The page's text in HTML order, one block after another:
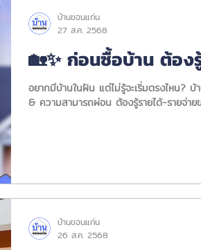
🏡✨ ก่อนซื้อบ้าน ต้อง
อยากมีบ้านในฝัน แต่ไม่รู้จะเริ่มตรงไหน?
& ความสามารถผ่อน ต้องรู้รายได้-รายจ่าย
บ้านขอนแก่น
27 ส.ค. 2568
บ้านขอนแก่น
26 ส.ค. 2568